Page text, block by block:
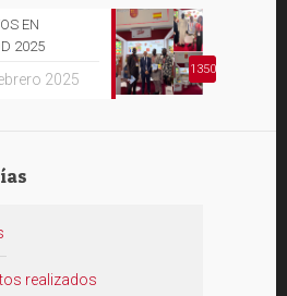
1350
EN
2025
2025
realizados